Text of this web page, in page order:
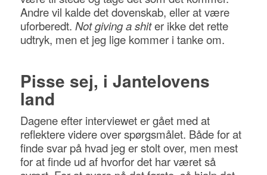
Andre vil kalde det dovenskab, eller at være
uforberedt. Not giving a shiter ikke det rette
udtryk, men et jeg lige kommer i tanke om.
Pisse sej, i Jantelovens
land
Dagene efter interviewet er gået med at
reflektere videre over spørgsmålet. Både for at
finde svar på hvad jeg er stolt over, men mest
for at finde ud af hvorfor det har været så